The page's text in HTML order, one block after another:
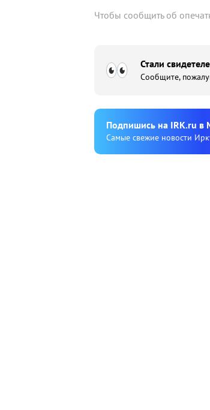
Чтобы сообщить об
Стали
Сообщите,
Подпишиcь на IRK.ru в
Cамые свежие новости